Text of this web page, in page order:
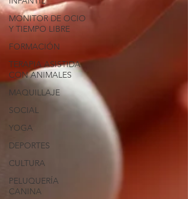
MONITOR DE OCIO
Y TIEMPO LIBRE
FORMACIÓN
TERAPIA ASISTIDA
CON ANIMALES
MAQUILLAJE
SOCIAL
YOGA
DEPORTES
CULTURA
PELUQUERÍA
CANINA